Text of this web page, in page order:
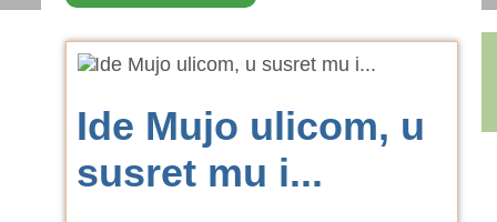
Ide Mujo ulicom, u
susret mu i...